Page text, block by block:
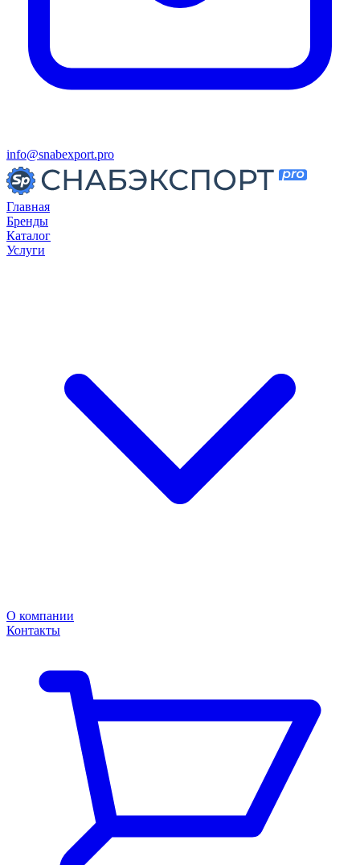
info@snabexport.pro
Главная
Бренды
Каталог
Услуги
О компании
Контакты